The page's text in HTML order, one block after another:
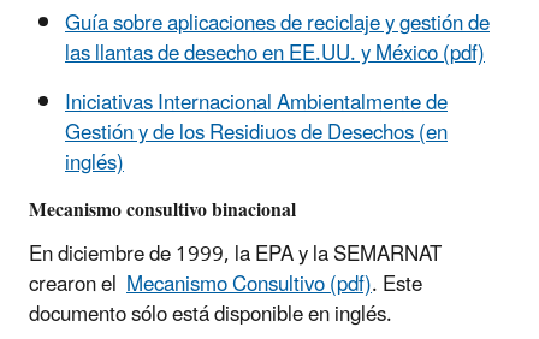
Guía sobre aplicaciones de reciclaje y gestión de
las llantas de desecho en EE.UU. y México (pdf)
Iniciativas Internacional Ambientalmente de
Gestión y de los Residiuos de Desechos (en
inglés)
Mecanismo consultivo binacional
En diciembre de 1999, la EPA y la SEMARNAT
crearon el Mecanismo Consultivo (pdf). Este
documento sólo está disponible en inglés.